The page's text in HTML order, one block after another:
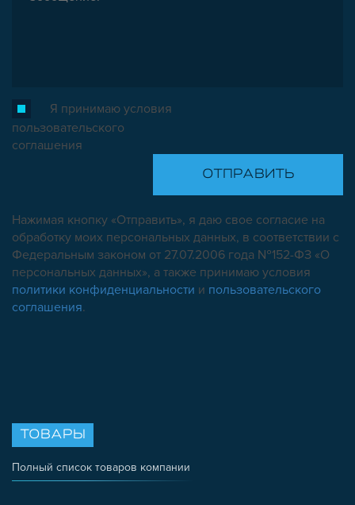
Я принимаю условия
пользовательского
соглашения
Нажимая кнопку «Отправить», я даю свое согласие на
обработку моих персональных данных, в соответствии с
Федеральным законом от 27.07.2006 года №152-ФЗ «О
персональных данных», а также принимаю условия
политики конфиденциальности и пользовательского
соглашения.
ТОВАРЫ
Полный список товаров компании